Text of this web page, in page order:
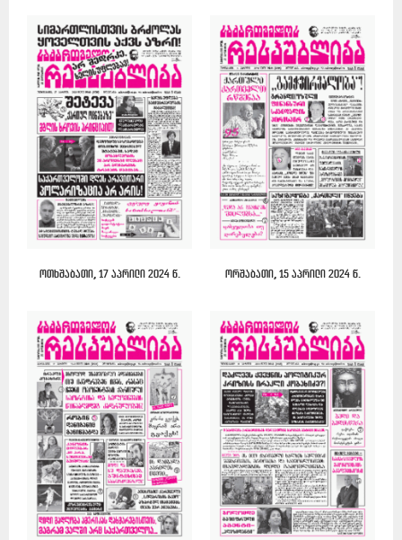
ოთხშაბათი, 17 აპრილი 2024 წ. ორშაბათი, 15 აპრილი 2024 წ.